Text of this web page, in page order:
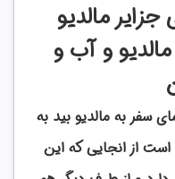
مالدیو
و آب و
سفر به مالدیو بید به
است از انجایی که این